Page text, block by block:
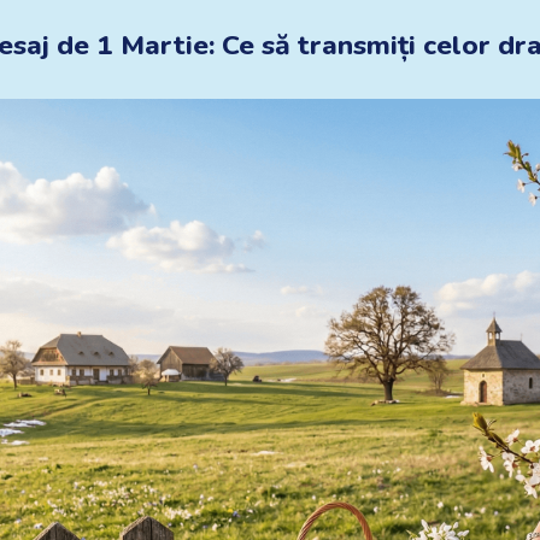
de 1 Martie: Ce să transmiți celor